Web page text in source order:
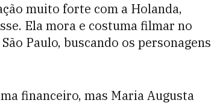
muito forte com a Holanda,
Ela mora e costuma filmar no
Paulo, buscando os personagens
financeiro, mas Maria Augusta